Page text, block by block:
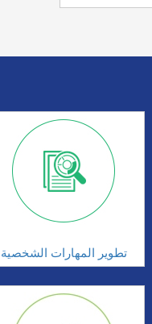
تطوير المهارات الشخصية